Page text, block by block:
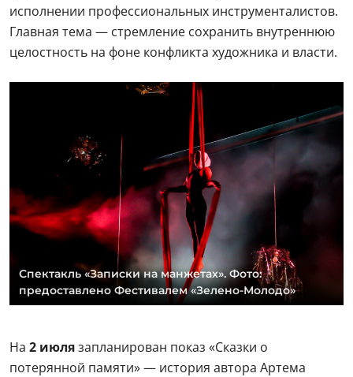
исполнении профессиональных инструменталистов.
Главная тема — стремление сохранить внутреннюю
целостность на фоне конфликта художника и власти.
Спектакль «Записки на манжетах». Фото:
предоставлено Фестивалем «Зелено-Молодо»
На 2 июлязапланирован показ «Сказки о
потерянной памяти» — история автора Артема